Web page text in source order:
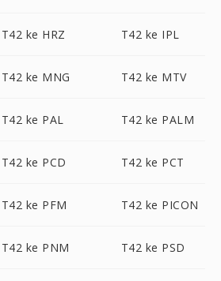
T42 ke HRZ T42 ke IPL
T42 ke MNG T42 ke MTV
T42 ke PAL T42 ke PALM
T42 ke PCD T42 ke PCT
T42 ke PFM T42 ke PICON
T42 ke PNM T42 ke PSD